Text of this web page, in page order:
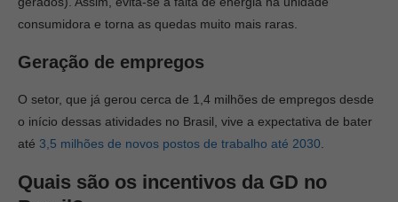
consumidora e torna as quedas muito mais raras.
Geração de empregos
O setor, que já gerou cerca de 1,4 milhões de empregos desde
o início dessas atividades no Brasil, vive a expectativa de bater
até 3,5 milhões de novos postos de trabalho até 2030
Quais são os incentivos da GD no